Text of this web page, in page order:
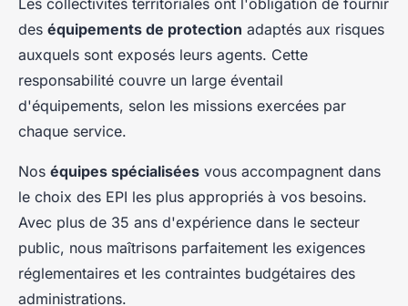
Les collectivités territoriales ont l'obligation de fournir
des équipements de protection adaptés aux risques
auxquels sont exposés leurs agents. Cette
responsabilité couvre un large éventail
d'équipements, selon les missions exercées par
chaque service.
Nos équipes spécialisées vous accompagnent dans
le choix des EPI les plus appropriés à vos besoins.
Avec plus de 35 ans d'expérience dans le secteur
public, nous maîtrisons parfaitement les exigences
réglementaires et les contraintes budgétaires des
administrations.